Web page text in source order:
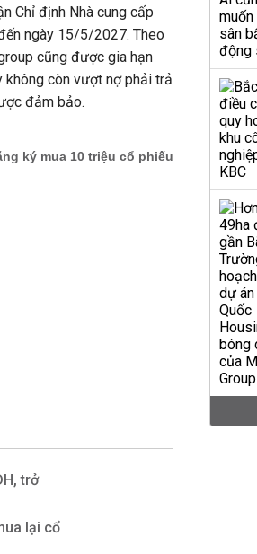
Chỉ định Nhà cung cấp
ngày 15/5/2027. Theo
cũng được gia hạn
không còn vượt nợ phải trả
đảm bảo.
trở
lại cổ